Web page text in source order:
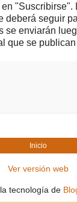
"Suscribirse".
deberá seguir
se enviarán
que se
Inicio
Ver versión web
tecnología de